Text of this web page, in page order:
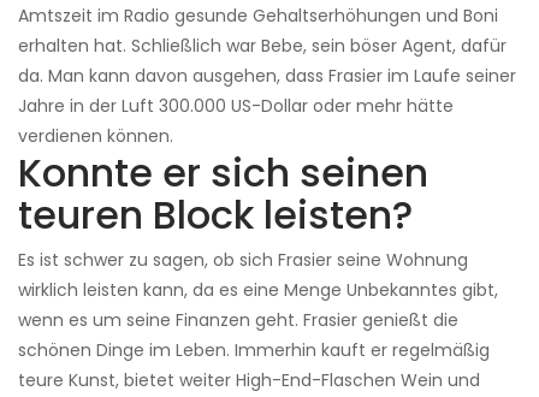
Amtszeit im Radio gesunde Gehaltserhöhungen und Boni
erhalten hat. Schließlich war Bebe, sein böser Agent, dafür
da. Man kann davon ausgehen, dass Frasier im Laufe seiner
Jahre in der Luft 300.000 US-Dollar oder mehr hätte
verdienen können.
Konnte er sich seinen
teuren Block leisten?
Es ist schwer zu sagen, ob sich Frasier seine Wohnung
wirklich leisten kann, da es eine Menge Unbekanntes gibt,
wenn es um seine Finanzen geht. Frasier genießt die
schönen Dinge im Leben. Immerhin kauft er regelmäßig
teure Kunst, bietet weiter High-End-Flaschen Wein und